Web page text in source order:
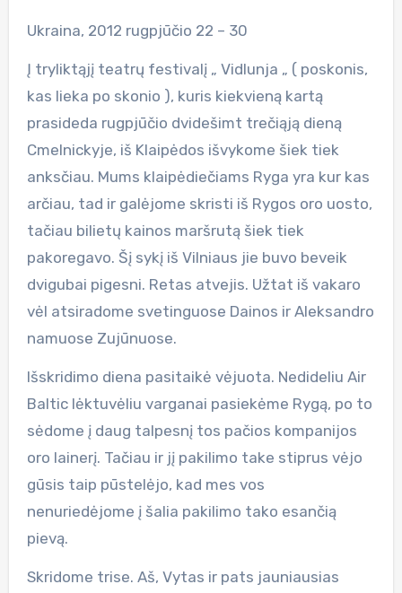
Ukraina, 2012 rugpjūčio 22 – 30
Į tryliktąjį teatrų festivalį „ Vidlunja „ ( poskonis,
kas lieka po skonio ), kuris kiekvieną kartą
prasideda rugpjūčio dvidešimt trečiąją dieną
Cmelnickyje, iš Klaipėdos išvykome šiek tiek
anksčiau. Mums klaipėdiečiams Ryga yra kur kas
arčiau, tad ir galėjome skristi iš Rygos oro uosto,
tačiau bilietų kainos maršrutą šiek tiek
pakoregavo. Šį sykį iš Vilniaus jie buvo beveik
dvigubai pigesni. Retas atvejis. Užtat iš vakaro
vėl atsiradome svetinguose Dainos ir Aleksandro
namuose Zujūnuose.
Išskridimo diena pasitaikė vėjuota. Nedideliu Air
Baltic lėktuvėliu varganai pasiekėme Rygą, po to
sėdome į daug talpesnį tos pačios kompanijos
oro lainerį. Tačiau ir jį pakilimo take stiprus vėjo
gūsis taip pūstelėjo, kad mes vos
nenuriedėjome į šalia pakilimo tako esančią
pievą.
Skridome trise. Aš, Vytas ir pats jauniausias